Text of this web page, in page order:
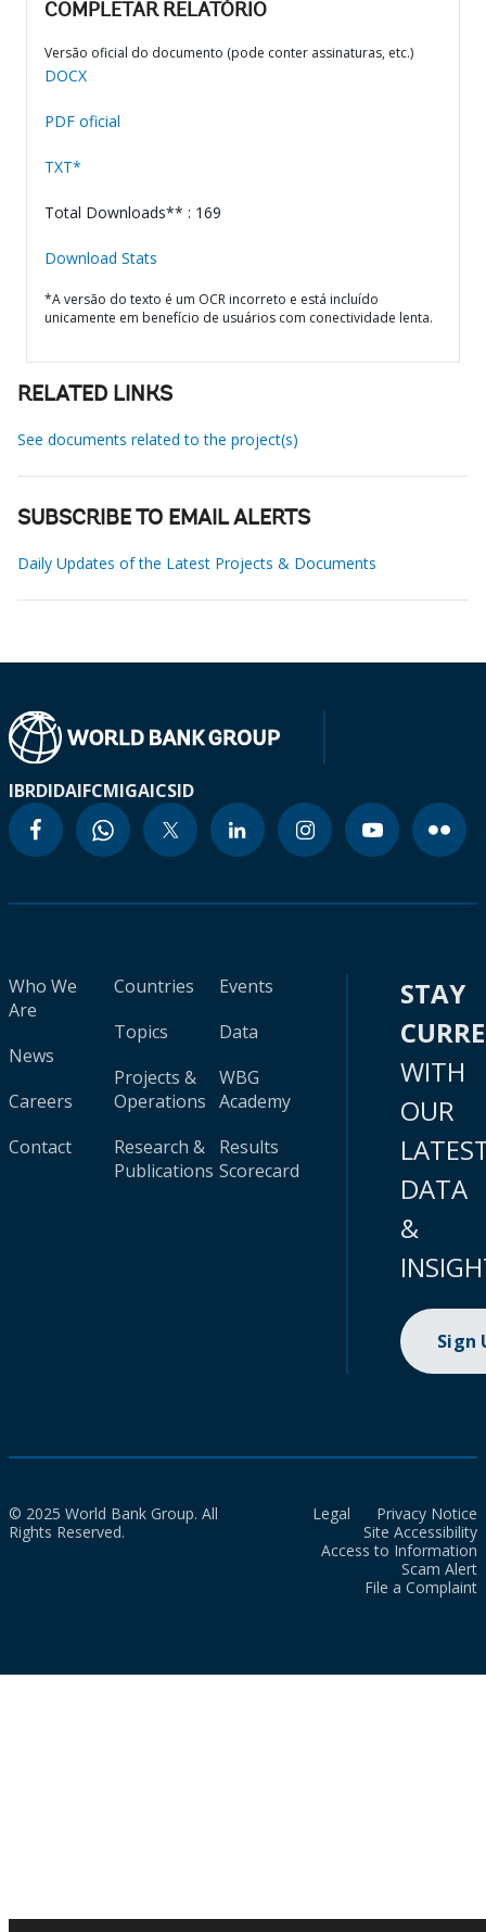
COMPLETAR RELATÓRIO
Versão oficial do documento (pode conter assinaturas, etc.)
DOCX
PDF oficial
TXT*
Total Downloads** : 169
Download Stats
*A versão do texto é um OCR incorreto e está incluído
unicamente em benefício de usuários com conectividade lenta.
RELATED LINKS
See documents related to the project(s)
SUBSCRIBE TO EMAIL ALERTS
Daily Updates of the Latest Projects & Documents
IBRDIDAIFCMIGAICSID
Who We
Are
News
Careers
Contact
Countries
Topics
Projects &
Operations
Research &
Publications
Events
Data
WBG
Academy
Results
Scorecard
STAY
WITH
OUR
DATA
&
Sign
© 2025 World Bank Group. All
Rights Reserved.
Legal
Privacy Notice
Site Accessibility
Access to Information
Scam Alert
File a Complaint